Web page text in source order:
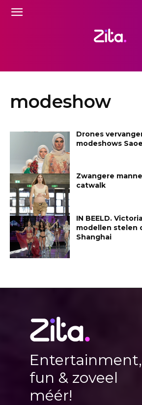
modeshow
Drones
modeshows
Zwangere
catwalk
IN BEELD.
modellen stelen
Shanghai
Entertainment,
fun & zoveel
méér!